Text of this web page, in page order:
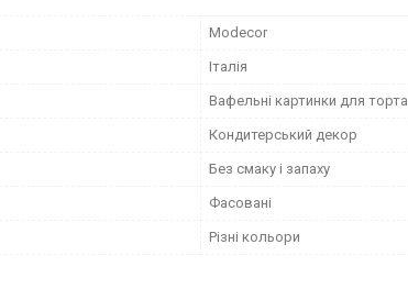
Modecor
Італія
Вафельні картинки для торта
Кондитерський декор
Без смаку і запаху
Фасовані
Різні кольори